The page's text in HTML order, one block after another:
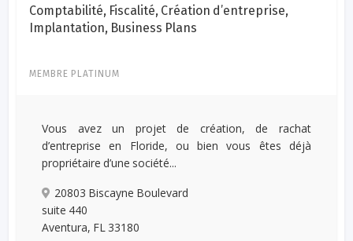
Comptabilité, Fiscalité, Création d’entreprise,
Implantation, Business Plans
MEMBRE PLATINUM
Vous avez un projet de création, de rachat
d’entreprise en Floride, ou bien vous êtes déjà
propriétaire d’une société...
20803 Biscayne Boulevard
suite 440
Aventura, FL 33180